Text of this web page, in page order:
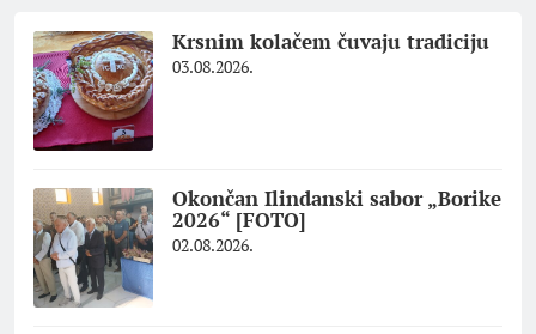
Krsnim kolačem čuvaju tradiciju
03.08.2026.
Okončan Ilindanski sabor „Borike
2026“ [FOTO]
02.08.2026.